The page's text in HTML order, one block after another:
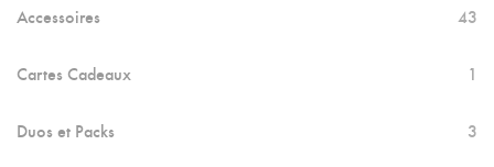
Accessoires 43
Cartes Cadeaux 1
Duos et Packs 3